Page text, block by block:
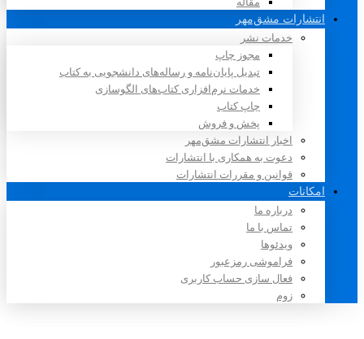
انتشارات مشق‌مهر
خدمات نشر
مجوز چاپ
تبدیل پایان‌نامه و رساله‌های دانشجویی به کتاب
خدمات نرم‌افزاری کتاب‌های الگوسازی
چاپ کتاب
پخش و فروش
اخبار انتشارات مشق‌مهر
دعوت به همکاری با انتشارات
قوانین و مقررات انتشارات
امکانات
درباره ما
تماس با ما
ویدئوها
فراموشی رمزعبور
فعال سازی حساب کاربری
زوم